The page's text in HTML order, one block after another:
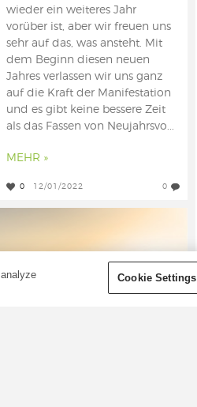
wieder ein weiteres Jahr
vorüber ist, aber wir freuen uns
sehr auf das, was ansteht. Mit
dem Beginn diesen neuen
Jahres verlassen wir uns ganz
auf die Kraft der Manifestation
und es gibt keine bessere Zeit
als das Fassen von Neujahrsvo...
MEHR »
0 12/01/2022 0
Cookie Settings